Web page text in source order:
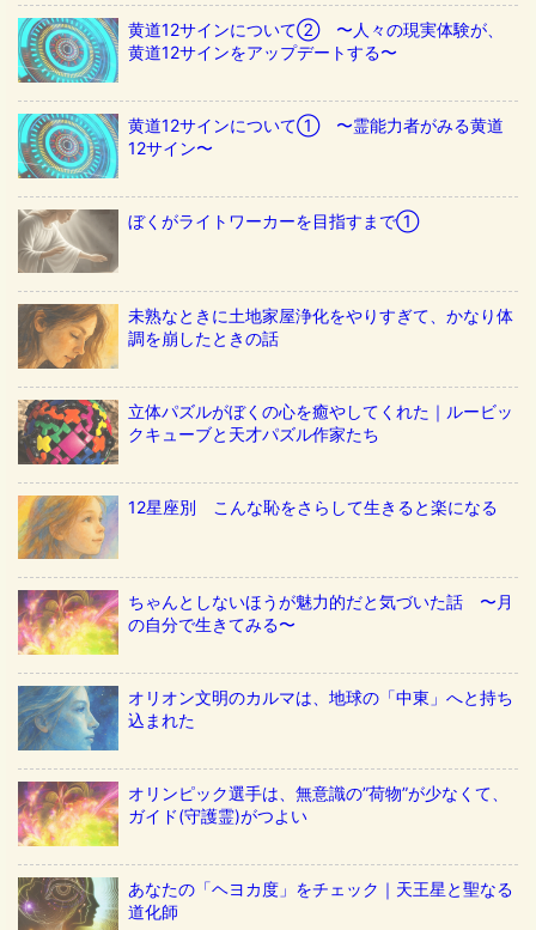
黄道12サインについて② 〜人々の現実体験が、
黄道12サインをアップデートする〜
黄道12サインについて① 〜霊能力者がみる黄道
12サイン〜
ぼくがライトワーカーを目指すまで①
未熟なときに土地家屋浄化をやりすぎて、かなり体
調を崩したときの話
立体パズルがぼくの心を癒やしてくれた｜ルービッ
クキューブと天才パズル作家たち
12星座別 こんな恥をさらして生きると楽になる
ちゃんとしないほうが魅力的だと気づいた話 〜月
の自分で生きてみる〜
オリオン文明のカルマは、地球の「中東」へと持ち
込まれた
オリンピック選手は、無意識の”荷物”が少なくて、
ガイド(守護霊)がつよい
あなたの「ヘヨカ度」をチェック｜天王星と聖なる
道化師